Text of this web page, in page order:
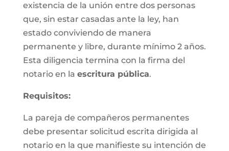
existencia de la unión entre dos personas
que, sin estar casadas ante la ley, han
estado conviviendo de manera
permanente y libre, durante mínimo 2 años.
Esta diligencia termina con la firma del
notario en la escritura pública.
Requisitos:
La pareja de compañeros permanentes
debe presentar solicitud escrita dirigida al
notario en la que manifieste su intención de